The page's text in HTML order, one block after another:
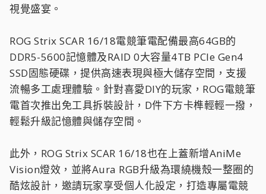
視覺盛宴。
ROG Strix SCAR 16/18電競筆電配備最高64GB的
DDR5-5600記憶體及RAID 0大容量4TB PCIe Gen4
SSD固態硬碟，提供高速表現與極大儲存空間，支援
流暢多工處理體驗。針對喜愛DIY的玩家，ROG電競筆
電首次推出免工具拆裝設計，D件下方卡榫輕輕一撥，
輕鬆升級記憶體與儲存空間。
此外，ROG Strix SCAR 16/18也在上蓋新增AniMe
Vision燈效，並將Aura RGB升級為環繞機殼一整圈的
酷炫設計，邀請玩家享受個人化設定，打造專屬電競